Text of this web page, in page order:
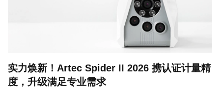
实力焕新！Artec Spider II 2026 携认证计量精
度，升级满足专业需求